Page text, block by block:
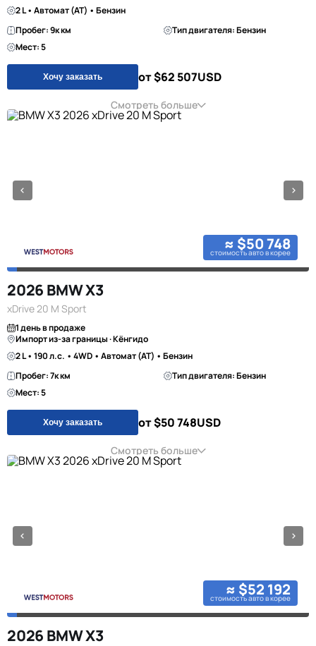
2 L • Автомат (AT) • Бензин
Пробег: 9к км
Тип двигателя: Бензин
Мест: 5
Хочу заказать от $62 507USD
Смотреть больше
≈ $50 748
стоимость авто в корее
2026 BMW X3
xDrive 20 M Sport
1 день в продаже
Импорт из-за границы · Кёнгидо
2 L • 190 л.с. • 4WD • Автомат (AT) • Бензин
Пробег: 7к км
Тип двигателя: Бензин
Мест: 5
Хочу заказать от $50 748USD
Смотреть больше
≈ $52 192
стоимость авто в корее
2026 BMW X3